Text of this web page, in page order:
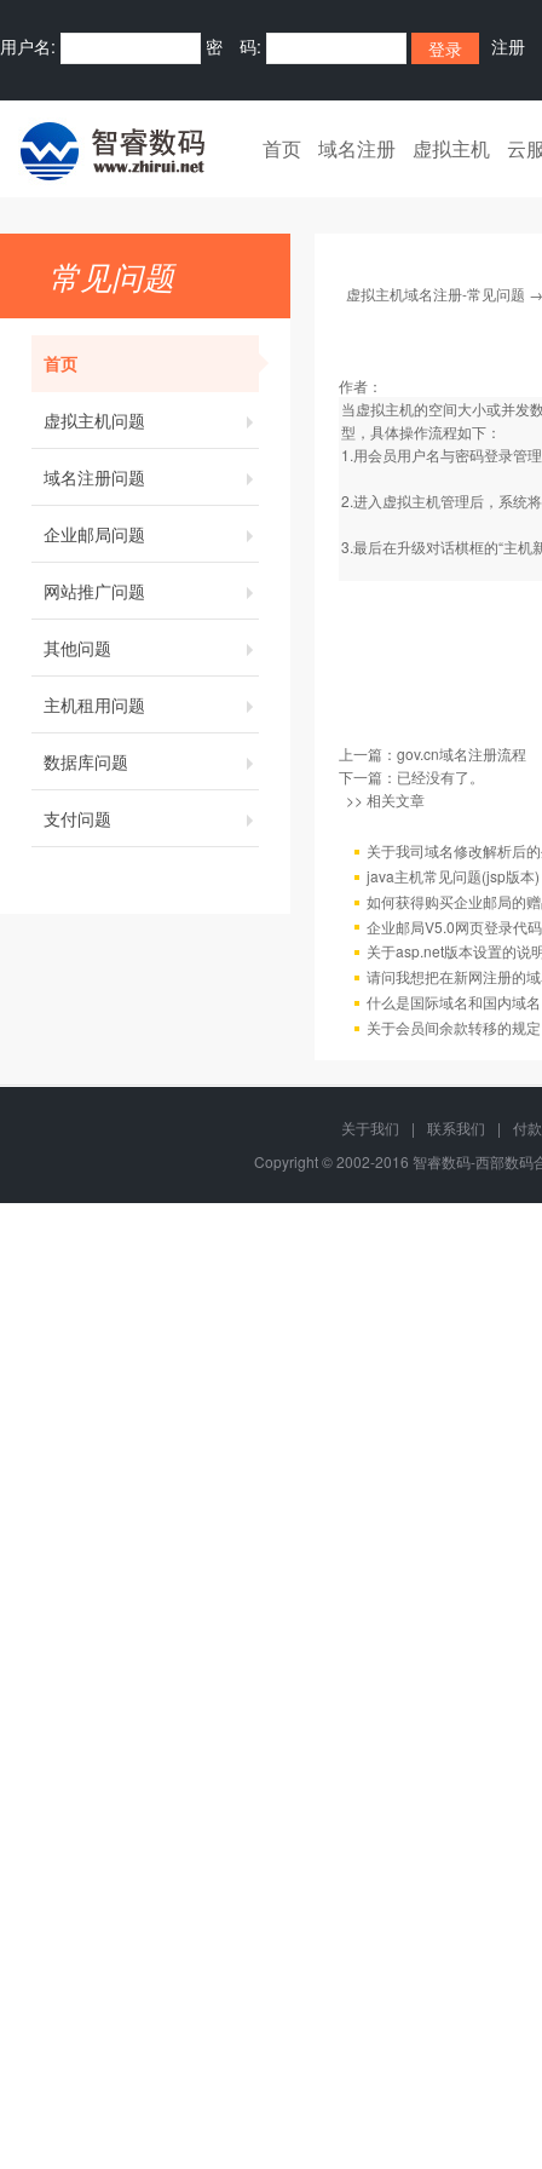
用户名: 密 码: 注册
首页 域名注册 虚拟主机 云
常见问题
首页
虚拟主机问题
域名注册问题
企业邮局问题
网站推广问题
其他问题
主机租用问题
数据库问题
支付问题
虚拟主机域名注册-常见问题
作者：
当虚拟主机的空间大小或并发
型，具体操作流程如下：
1.用会员用户名与密码登录管
2.进入虚拟主机管理后，系统
3.最后在升级对话棋框的“主机
上一篇： gov.cn域名注册流程
下一篇：已经没有了。
>> 相关文章
关于我司域名修改解析后
java主机常见问题(jsp版本)
如何获得购买企业邮局的
企业邮局V5.0网页登录代码
关于asp.net版本设置的说
请问我想把在新网注册的
什么是国际域名和国内域
关于会员间余款转移的规定
关于我们 | 联系我们 |
付
Copyright © 2002-2016 智睿数码-西部数